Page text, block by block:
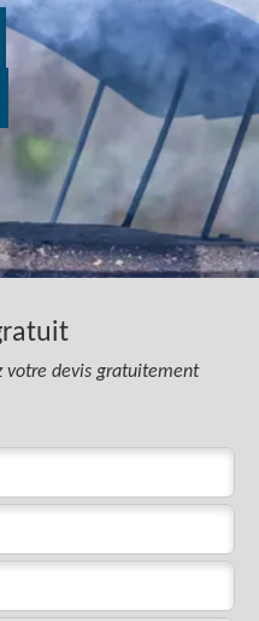
votre devis gratuitement